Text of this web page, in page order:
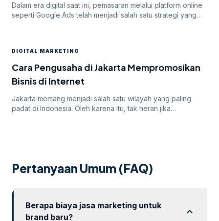
Dalam era digital saat ini, pemasaran melalui platform online
seperti Google Ads telah menjadi salah satu strategi yang
menghadapi tantangan dalam mendapatkan persetujuan
iklan mereka. Dalam artikel ini, kita akan membahas
mengapa […]
DIGITAL MARKETING
Cara Pengusaha di Jakarta Mempromosikan
Bisnis di Internet
Jakarta memang menjadi salah satu wilayah yang paling
padat di Indonesia. Oleh karena itu, tak heran jika
cukup? Atau […]
Pertanyaan Umum (FAQ)
Berapa biaya jasa marketing untuk
brand baru?
expand_more